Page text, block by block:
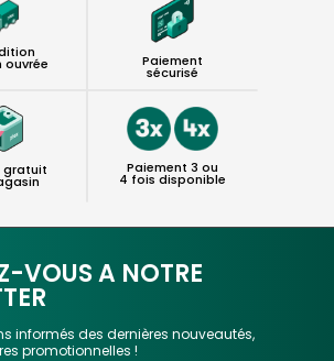
Paiement
sécurisé
gratuit Paiement 3 ou
4 fois disponible
VOUS A NOTRE
informés des dernières nouveautés,
promotionnelles !